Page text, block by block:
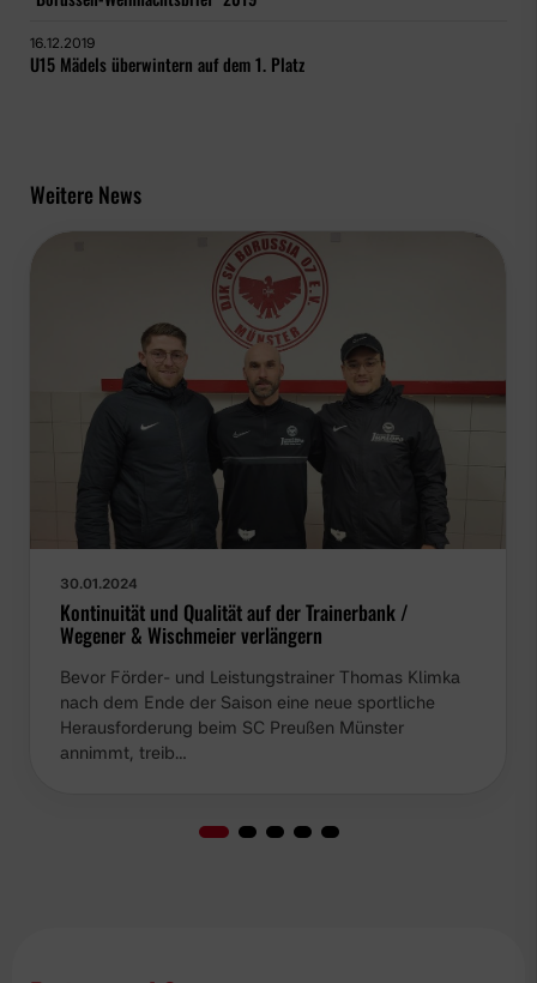
16.12.2019
U15 Mädels überwintern auf dem 1. Platz
Weitere News
30.01.2024
Kontinuität und Qualität auf der Trainerbank /
Wegener & Wischmeier verlängern
Bevor Förder- und Leistungstrainer Thomas Klimka
nach dem Ende der Saison eine neue sportliche
Herausforderung beim SC Preußen Münster
annimmt, treib…